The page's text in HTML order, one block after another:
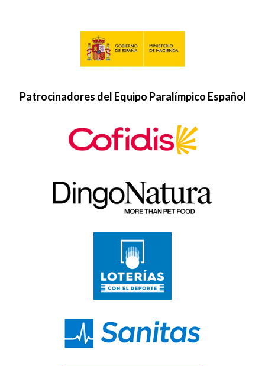
Patrocinadores del Equipo Paralímpico Español